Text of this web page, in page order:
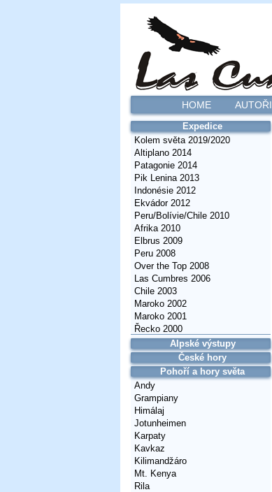
HOME AUTOŘI
Expedice
Kolem světa 2019/2020
Altiplano 2014
Patagonie 2014
Pik Lenina 2013
Indonésie 2012
Ekvádor 2012
Peru/Bolívie/Chile 2010
Afrika 2010
Elbrus 2009
Peru 2008
Over the Top 2008
Las Cumbres 2006
Chile 2003
Maroko 2002
Maroko 2001
Řecko 2000
Alpské výstupy
České hory
Pohoří a hory světa
Andy
Grampiany
Himálaj
Jotunheimen
Karpaty
Kavkaz
Kilimandžáro
Mt. Kenya
Rila